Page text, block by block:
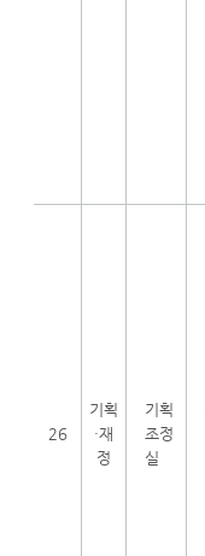
26
기획
·재
정
기획
조정
실